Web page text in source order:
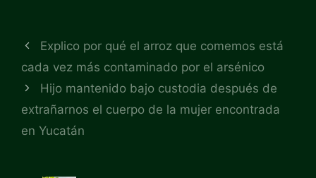
Explico por qué el arroz que comemos está
cada vez más contaminado por el arsénico
Hijo mantenido bajo custodia después de
extrañarnos el cuerpo de la mujer encontrada
en Yucatán